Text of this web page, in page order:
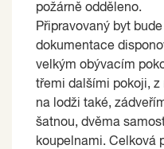
požárně odděleno.
Připravovaný byt
dokumentace
velkým obývacím
třemi dalšími pokoji, z
na lodži také,
šatnou, dvěma
koupelnami. Celková